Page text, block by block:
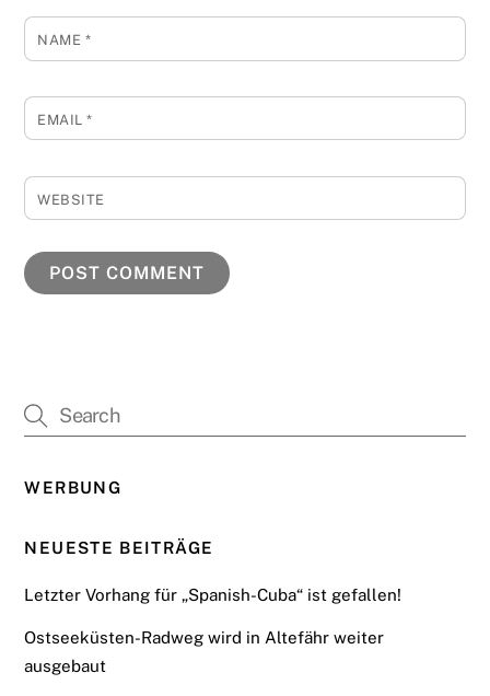
NAME *
EMAIL*
WEBSITE
WERBUNG
NEUESTE BEITRÄGE
Letzter Vorhang für „Spanish-Cuba“ ist gefallen!
Ostseeküsten-Radweg wird in Altefähr weiter
ausgebaut